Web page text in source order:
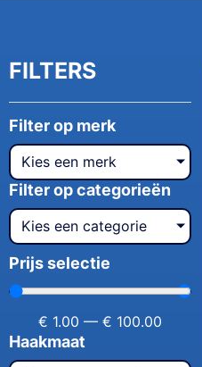
FILTERS
Filter op merk
Kies een merk
Filter op categorieën
Kies een categorie
Prijs selectie
€ 1.00 — € 100.00
Haakmaat